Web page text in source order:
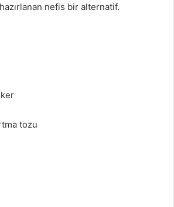
nefis bir alternatif.
tozu